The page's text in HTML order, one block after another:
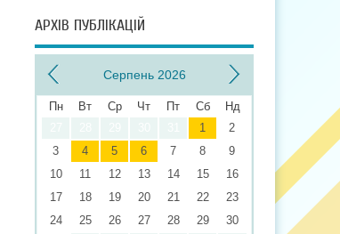
АРХІВ ПУБЛІКАЦІЙ
Серпень 2026
Пн Вт Ср Чт Пт Сб
Нд
1
2
3
4 5 6 7 8
9
10
11 12 13 14 15
16
17
18 19 20 21 22
23
24
25 26 27 28 29
30